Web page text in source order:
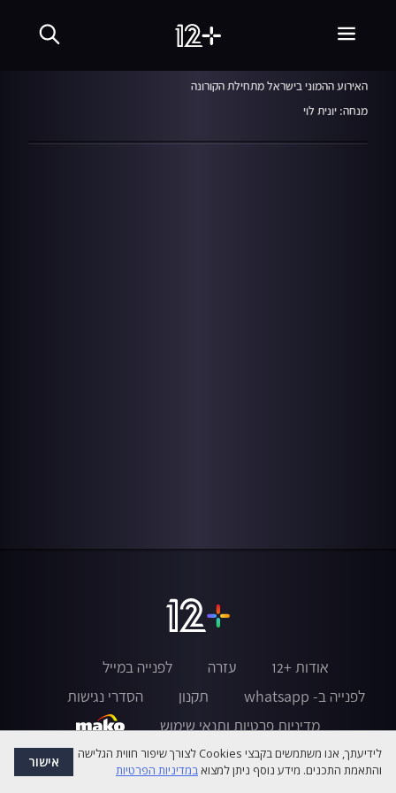
המהדורה המרכזית
האירוע ההמוני בישראל מתחילת הקורונה
מנחה: יונית לוי
אודות +12 עזרה
לפנייה במייל
לפנייה ב- whatsapp
תקנון
הסדרי נגישות
מדיניות פרטיות ותנאי שימוש
לידיעתך, אנו משתמשים בקבצי Cookies לצורך שיפור חווית הגלישה
והתאמת התכנים. מידע נוסף ניתן למצואבמדיניות הפרטיות אישור